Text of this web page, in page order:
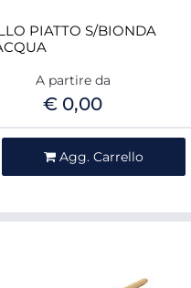
PIATTO S/BIONDA
A partire da
€ 0,00
Agg. Carrello